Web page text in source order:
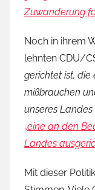
Zuwanderung
Noch in ihrem
lehnten CDU/
gerichtet ist, die
mißbrauchen
unseres
„eine an den
Landes
Mit dieser